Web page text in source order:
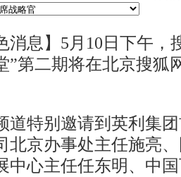
息】5月10日下午，
”第二期将在北京搜狐
特别邀请到英利集团
北京办事处主任施亮
中心主任任东明、中